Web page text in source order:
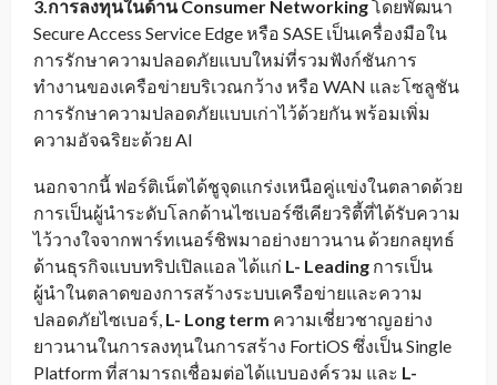
3.การลงทุนในด้าน Consumer Networkingโดยพัฒนา
Secure Access Service Edge หรือ SASE เป็นเครื่องมือใน
การรักษาความปลอดภัยแบบใหม่ที่รวมฟังก์ชันการ
ทำงานของเครือข่ายบริเวณกว้าง หรือ WAN และโซลูชัน
การรักษาความปลอดภัยแบบเก่าไว้ด้วยกัน พร้อมเพิ่ม
ความอัจฉริยะด้วย AI
นอกจากนี้ ฟอร์ติเน็ตได้ชูจุดแกร่งเหนือคู่แข่งในตลาดด้วย
การเป็นผู้นำระดับโลกด้านไซเบอร์ซีเคียวริตี้ที่ได้รับความ
ไว้วางใจจากพาร์ทเนอร์ชิพมาอย่างยาวนาน ด้วยกลยุทธ์
ด้านธุรกิจแบบทริปเปิลแอล ได้แก่ L- Leading การเป็น
ผู้นำในตลาดของการสร้างระบบเครือข่ายและความ
ปลอดภัยไซเบอร์, L- Long term ความเชี่ยวชาญอย่าง
ยาวนานในการลงทุนในการสร้าง FortiOS ซึ่งเป็น Single
Platform ที่สามารถเชื่อมต่อได้แบบองค์รวม และ L-